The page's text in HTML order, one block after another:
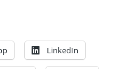
LinkedIn